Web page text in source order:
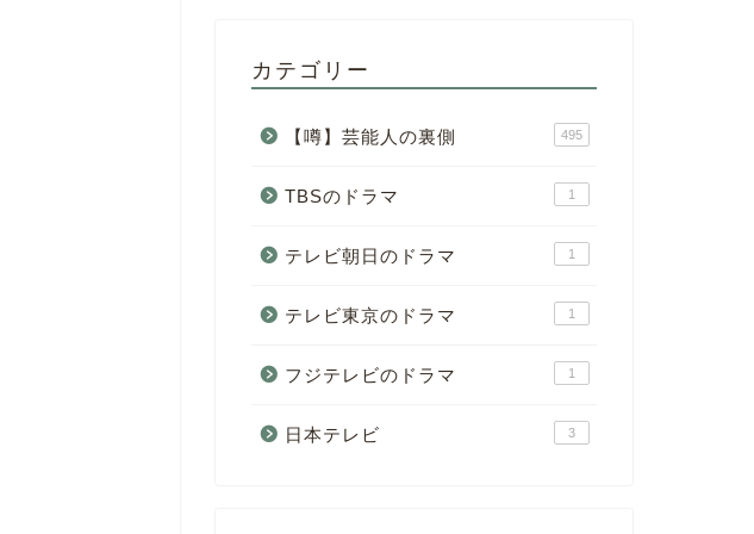
カテゴリー
【噂】芸能人の裏側 495
TBSのドラマ 1
テレビ朝日のドラマ 1
テレビ東京のドラマ 1
フジテレビのドラマ 1
日本テレビ 3